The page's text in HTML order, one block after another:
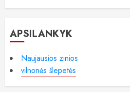
APSILANKYK
Naujausios zinios
vilnonės šlepetės